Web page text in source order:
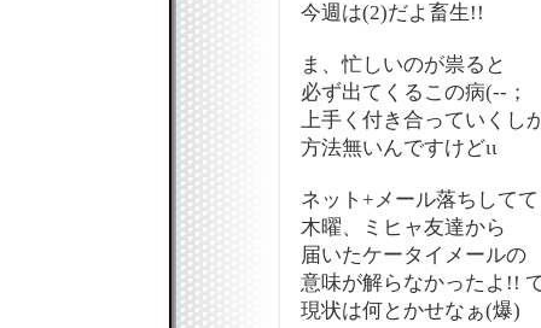
今週は(2)だよ畜生!!
ま、忙しいのが祟ると
必ず出てくるこの病(--；
上手く付き合っていくし
方法無いんですけどιι
ネット+メール落ちしてて
木曜、ミヒャ友達から
届いたケータイメールの
意味が解らなかったよ!!
現状は何とかせなぁ(爆)